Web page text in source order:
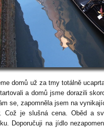
domů už za tmy totálně
a domů jsme dorazili
se, zapomněla jsem na
Což je slušná cena. Oběd a
Doporučuji na jídlo